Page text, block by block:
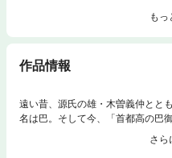
もっ
作品情報
遠い昔、源氏の雄・木曽義仲とと
名は巴。そして今、「首都高の巴
（おおしまともえ）は親友の死を
なるが…。東条財閥との争い、そ